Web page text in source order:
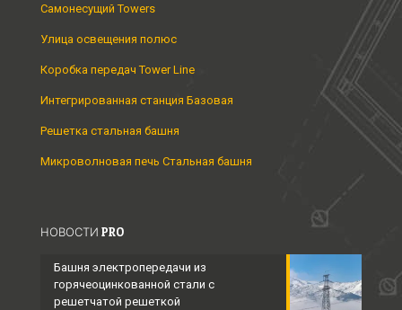
Самонесущий Towers
Улица освещения полюс
Коробка передач Tower Line
Интегрированная станция Базовая
Решетка стальная башня
Микроволновая печь Стальная башня
НОВОСТИ PRO
Башня электропередачи из
горячеоцинкованной стали с
решетчатой ​​решеткой